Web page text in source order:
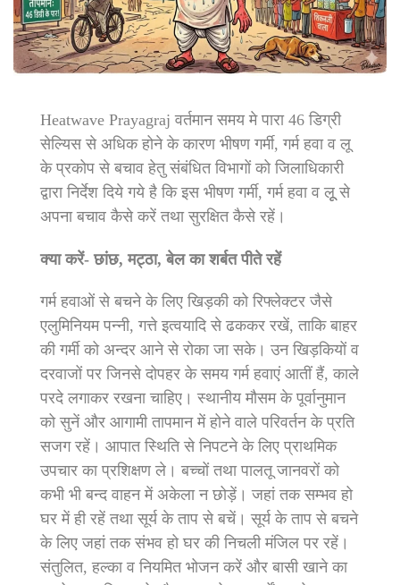
Heatwave Prayagraj वर्तमान समय मे पारा 46 डिग्री
सेल्यिस से अधिक होने के कारण भीषण गर्मी, गर्म हवा व लू
के प्रकोप से बचाव हेतु संबंधित विभागों को जिलाधिकारी
द्वारा निर्देश दिये गये है कि इस भीषण गर्मी, गर्म हवा व लूू से
अपना बचाव कैसे करें तथा सुरक्षित कैसे रहें।
क्या करें- छांछ, मट्ठा, बेल का शर्बत पीते रहें
गर्म हवाओं से बचने के लिए खिड़की को रिफ्लेक्टर जैसे
एलुमिनियम पन्नी, गत्ते इत्वयादि से ढककर रखें, ताकि बाहर
की गर्मी को अन्दर आने से रोका जा सके। उन खिड़कियों व
दरवाजों पर जिनसे दोपहर के समय गर्म हवाएं आतीं हैं, काले
परदे लगाकर रखना चाहिए। स्थानीय मौसम के पूर्वानुमान
को सुनें और आगामी तापमान में होने वाले परिवर्तन के प्रति
सजग रहें। आपात स्थिति से निपटने के लिए प्राथमिक
उपचार का प्रशिक्षण ले। बच्चों तथा पालतू जानवरों को
कभी भी बन्द वाहन में अकेला न छोड़ें। जहां तक सम्भव हो
घर में ही रहें तथा सूर्य के ताप से बचें। सूर्य के ताप से बचने
के लिए जहां तक संभव हो घर की निचली मंजिल पर रहें।
संतुलित, हल्का व नियमित भोजन करें और बासी खाने का